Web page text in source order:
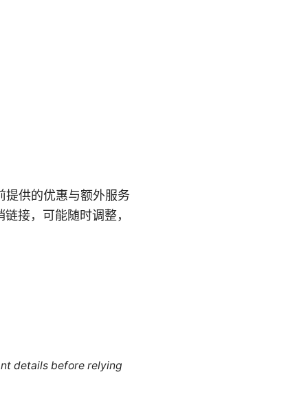
供的优惠与额外服务
接，可能随时调整，
details before relying